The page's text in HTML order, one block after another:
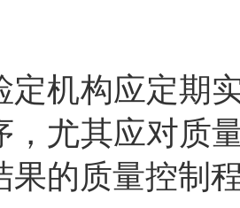
定机构应定期
，尤其应对质
果的质量控制